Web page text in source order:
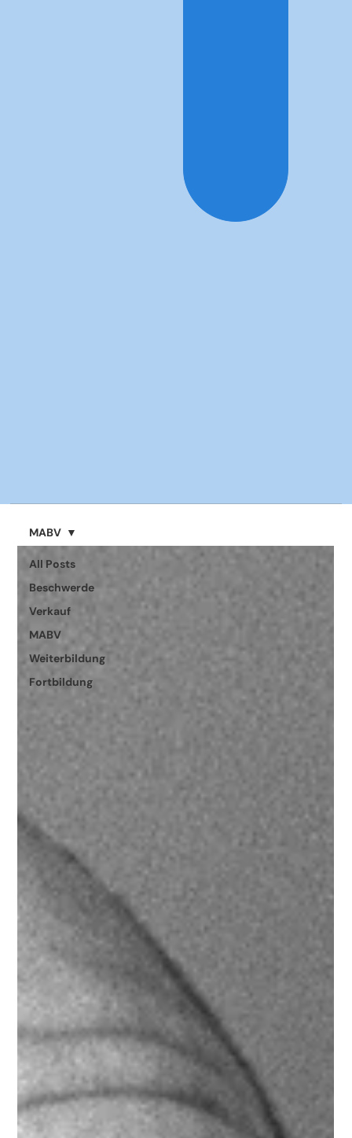
All Posts
Beschwerde
Verkauf
MABV
Weiterbildung
Fortbildung
MABV